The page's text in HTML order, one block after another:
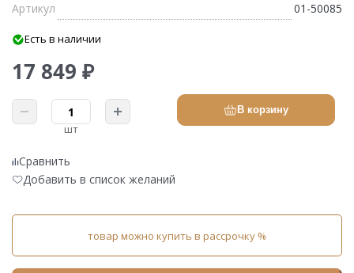
Артикул 01-50085
Есть в наличии
17 849 ₽
шт
В корзину
Сравнить
Добавить в список желаний
товар можно купить в рассрочку %